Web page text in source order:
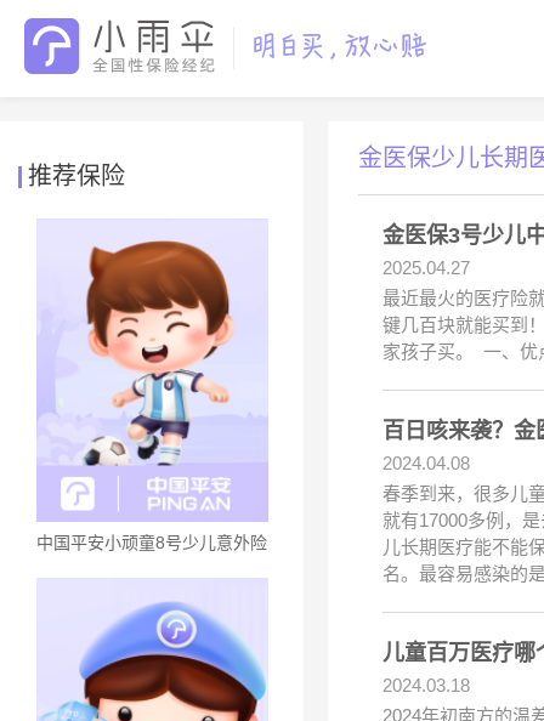
推荐保险
中国平安小顽童8号少儿意外险
金医保少儿长期
金医保3号少儿
2025.04.27
最近最火的医疗险
键几百块就能买到
家孩子买。 一、优
百日咳来袭？
2024.04.08
春季到来，很多儿
就有17000多例，
儿长期医疗能不能
名。最容易感染的
儿童百万医疗哪
2024.03.18
2024年初南方的温